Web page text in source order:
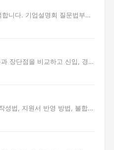
니다. 기업설명회 질문법부터
장단점을 비교하고 신입, 경
성법, 지원서 반영 방법, 불합